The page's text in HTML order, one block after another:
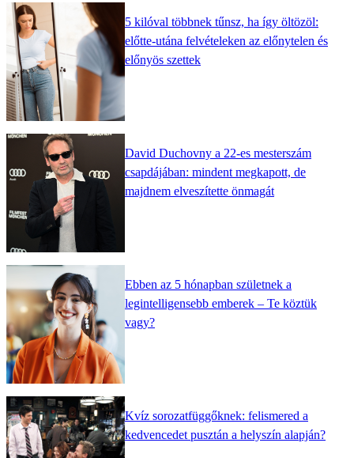
5 kilóval többnek tűnsz, ha így öltözöl:
előtte-utána felvételeken az előnytelen és
előnyös szettek
David Duchovny a 22-es mesterszám
csapdájában: mindent megkapott, de
majdnem elveszítette önmagát
Ebben az 5 hónapban születnek a
legintelligensebb emberek – Te köztük
vagy?
Kvíz sorozatfüggőknek: felismered a
kedvencedet pusztán a helyszín alapján?